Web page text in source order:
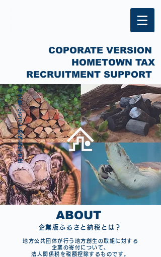
COPORATE VERSION
HOMETOWN TAX
RECRUITMENT SUPPORT
​企業版ふるさと納税募集支援
ABOUT
企業版ふるさと納税とは？
地方公共団体が行う地方創生の取組に対する
企業の寄付について、
法人関係税を税額控除するものです。